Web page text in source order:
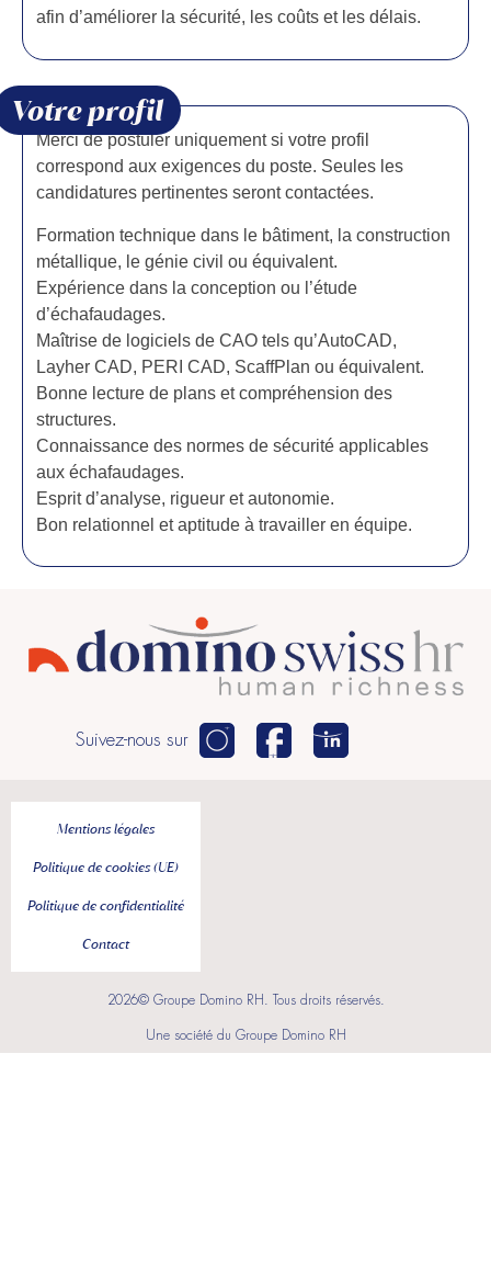
afin d’améliorer la sécurité, les coûts et les délais.
Votre profil
Merci de postuler uniquement si votre profil
correspond aux exigences du poste. Seules les
candidatures pertinentes seront contactées.
Formation technique dans le bâtiment, la construction
métallique, le génie civil ou équivalent.
Expérience dans la conception ou l’étude
d’échafaudages.
Maîtrise de logiciels de CAO tels qu’AutoCAD,
Layher CAD, PERI CAD, ScaffPlan ou équivalent.
Bonne lecture de plans et compréhension des
structures.
Connaissance des normes de sécurité applicables
aux échafaudages.
Esprit d’analyse, rigueur et autonomie.
Bon relationnel et aptitude à travailler en équipe.
Suivez-nous sur
Mentions légales
Politique de cookies (UE)
Politique de confidentialité
Contact
2026© Groupe Domino RH. Tous droits réservés.
Une société du Groupe Domino RH